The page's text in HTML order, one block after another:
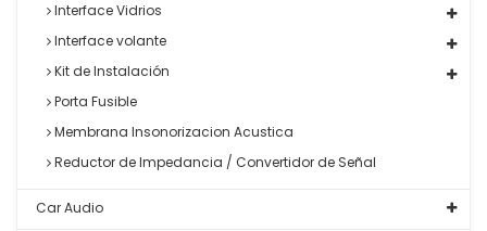
Interface Vidrios
Interface volante
Kit de Instalación
Porta Fusible
Membrana Insonorizacion Acustica
Reductor de Impedancia / Convertidor de Señal
Car Audio